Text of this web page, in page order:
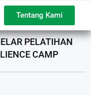
Tentang Kami
PELATIHAN
CAMP